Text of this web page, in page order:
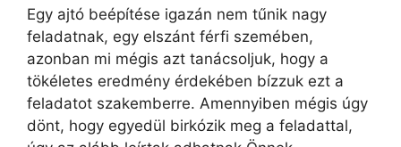
Egy ajtó beépítése igazán nem tűnik nagy
feladatnak, egy elszánt férfi szemében,
azonban mi mégis azt tanácsoljuk, hogy a
tökéletes eredmény érdekében bízzuk ezt a
feladatot szakemberre. Amennyiben mégis úgy
dönt, hogy egyedül birkózik meg a feladattal,